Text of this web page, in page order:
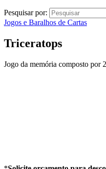
Pesquisar por:
Jogos e Baralhos de Cartas
Triceratops
Jogo da memória composto por